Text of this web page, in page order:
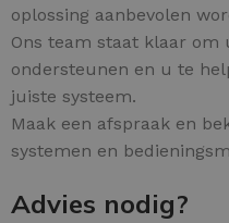
oplossing aanbevolen
Ons team staat klaar om
ondersteunen en u te
juiste systeem.
Maak een afspraak en
systemen en
Advies nodig?